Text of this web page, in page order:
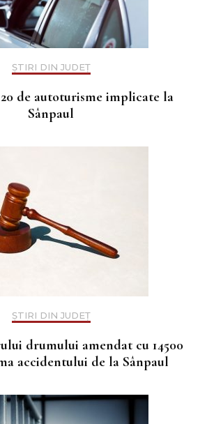
ȘTIRI DIN JUDEȚ
de autoturisme implicate la
Sânpaul
ȘTIRI DIN JUDEȚ
drumului amendat cu 14500
accidentului de la Sânpaul